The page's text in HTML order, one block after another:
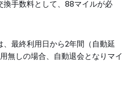
手数料として、88マイルが必
最終利用日から2年間（自動延
無しの場合、自動退会となりマイ